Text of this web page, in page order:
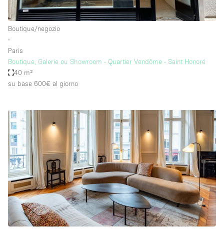
Boutique/negozio
∙
Paris
Boutique, Galerie ou Showroom - Quartier Vendôme - Saint Honoré
40 m²
su base 600€ al giorno